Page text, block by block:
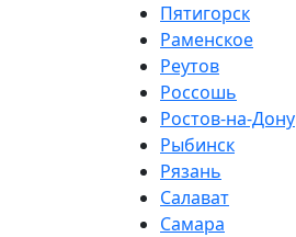
Пятигорск
Раменское
Реутов
Россошь
Ростов-на-Дону
Рыбинск
Рязань
Салават
Самара